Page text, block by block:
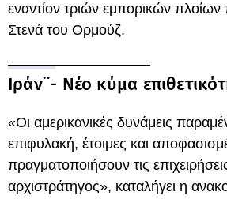
εναντίον τριών εμπορικών πλοίων
Στενά του Ορμούζ.
Ιράν¨- Νέο κύμα
«Οι αμερικανικές δυνάμεις
επιφυλακή, έτοιμες και
πραγματοποιήσουν τις
αρχιστράτηγος», καταλήγει η